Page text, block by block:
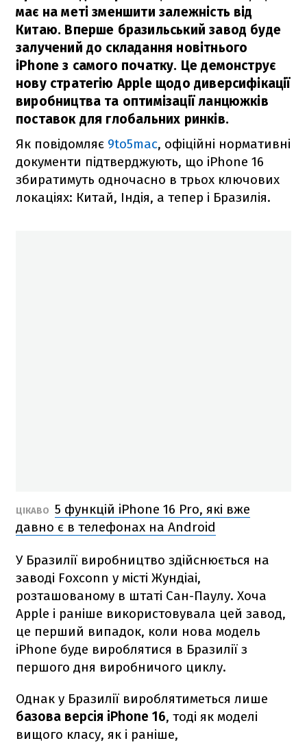
має на меті зменшити залежність від
Китаю. Вперше бразильський завод буде
залучений до складання новітнього
iPhone з самого початку. Це демонструє
нову стратегію Apple щодо диверсифікації
виробництва та оптимізації ланцюжків
поставок для глобальних ринків.
Як повідомляє 9to5mac, офіційні нормативні
документи підтверджують, що iPhone 16
збиратимуть одночасно в трьох ключових
локаціях: Китай, Індія, а тепер і Бразилія.
ЦІКАВО 5 функцій iPhone 16 Pro, які вже
давно є в телефонах на Android
У Бразилії виробництво здійснюється на
заводі Foxconn у місті Жундіаі,
розташованому в штаті Сан-Паулу. Хоча
Apple і раніше використовувала цей завод,
це перший випадок, коли нова модель
iPhone буде вироблятися в Бразилії з
першого дня виробничого циклу.
Однак у Бразилії вироблятиметься лише
базова версія iPhone 16, тоді як моделі
вищого класу, як і раніше,